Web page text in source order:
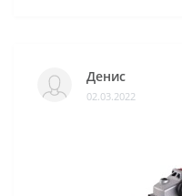
Денис
02.03.2022